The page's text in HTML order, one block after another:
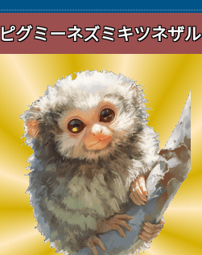
ピグミーネズミキツネザル